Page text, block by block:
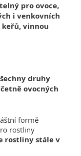
pro ovoce,
i venkovních
vinnou
druhy
ovocných
formě
rostliny
rostliny stále v